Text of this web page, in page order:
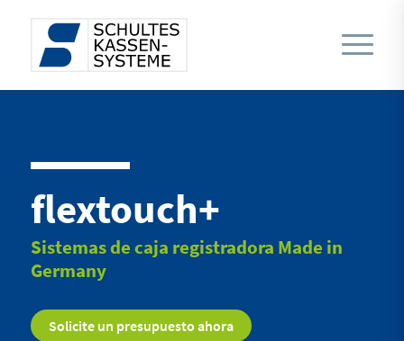
flextouch+
Sistemas de caja registradora Made in
Germany
Solicite un presupuesto ahora